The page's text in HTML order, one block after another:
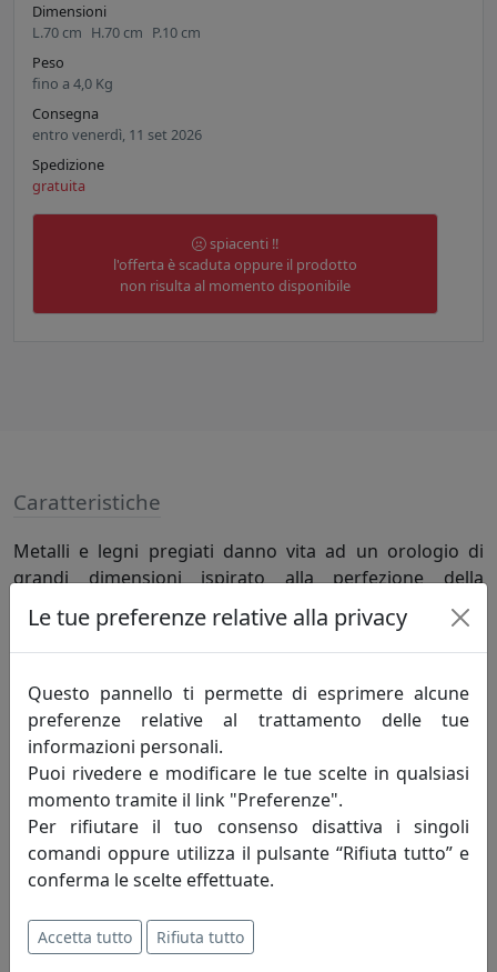
Dimensioni
L.70 cm H.70 cm P.10 cm
Peso
fino a 4,0 Kg
Consegna
entro venerdì, 11 set 2026
Spedizione
gratuita
spiacenti !!
l'offerta è scaduta oppure il prodotto
non risulta al momento disponibile
Caratteristiche
Metalli e legni pregiati danno vita ad un orologio di
grandi dimensioni ispirato alla perfezione della
matematica. La circonferenza di Euclideo, divisa dal suo
diametro viene risaltata da lancette lunghe e in
contrasto, quasi a scandire un calcolo geometrico.
Specifiche
Colore Cromo/Rovere, manifattura italiana e meccanica
tedesca
Informazioni sul brand
Materium nasce dall'idea di
reinterpretare con stile ed eleganza
Le tue preferenze relative alla privacy
Questo pannello ti permette di esprimere alcune
preferenze relative al trattamento delle tue
informazioni personali.
Puoi rivedere e modificare le tue scelte in qualsiasi
momento tramite il link "Preferenze".
Per rifiutare il tuo consenso disattiva i singoli
comandi oppure utilizza il pulsante “Rifiuta tutto” e
conferma le scelte effettuate.
Accetta tutto Rifiuta tutto